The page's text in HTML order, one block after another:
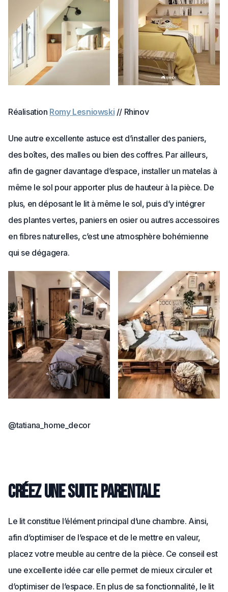
Réalisation Romy Lesniowski // Rhinov
Une autre excellente astuce est d’installer des paniers,
des boîtes, des malles ou bien des coffres. Par ailleurs,
afin de gagner davantage d’espace, installer un matelas à
même le sol pour apporter plus de hauteur à la pièce. De
plus, en déposant le lit à même le sol, puis d’y intégrer
des plantes vertes, paniers en osier ou autres accessoires
en fibres naturelles, c’est une atmosphère bohémienne
qui se dégagera.
@tatiana_home_decor
Créez une suite parentale
Le lit constitue l’élément principal d’une chambre. Ainsi,
afin d’optimiser de l’espace et de le mettre en valeur,
placez votre meuble au centre de la pièce. Ce conseil est
une excellente idée car elle permet de mieux circuler et
d’optimiser de l’espace. En plus de sa fonctionnalité, le lit